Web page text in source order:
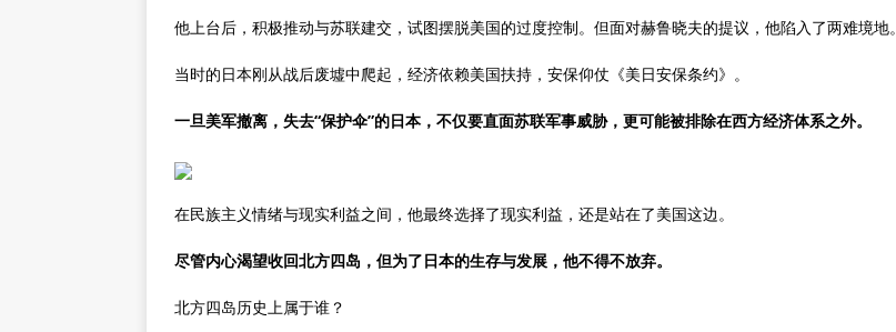
他上台后，积极推动与苏联建交，试图摆脱美国的过度控制。但面对赫鲁晓夫的提议，他陷入了两难境地。
当时的日本刚从战后废墟中爬起，经济依赖美国扶持，安保仰仗《美日安保条约》。
一旦美军撤离，失去“保护伞”的日本，不仅要直面苏联军事威胁，更可能被排除在西方经济体系之外。
在民族主义情绪与现实利益之间，他最终选择了现实利益，还是站在了美国这边。
尽管内心渴望收回北方四岛，但为了日本的生存与发展，他不得不放弃。
北方四岛历史上属于谁？